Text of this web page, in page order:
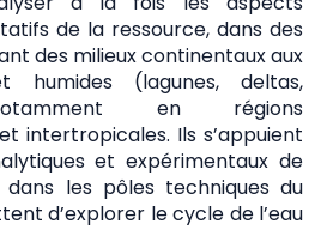
de la ressource, dans des
des milieux continentaux aux
humides (lagunes, deltas,
en régions
intertropicales. Ils s’appuient
et expérimentaux de
les pôles techniques du
d’explorer le cycle de l’eau